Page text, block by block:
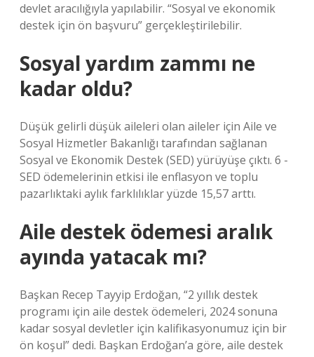
devlet aracılığıyla yapılabilir. “Sosyal ve ekonomik
destek için ön başvuru” gerçekleştirilebilir.
Sosyal yardım zammı ne
kadar oldu?
Düşük gelirli düşük aileleri olan aileler için Aile ve
Sosyal Hizmetler Bakanlığı tarafından sağlanan
Sosyal ve Ekonomik Destek (SED) yürüyüşe çıktı. 6 -
SED ödemelerinin etkisi ile enflasyon ve toplu
pazarlıktaki aylık farklılıklar yüzde 15,57 arttı.
Aile destek ödemesi aralık
ayında yatacak mı?
Başkan Recep Tayyip Erdoğan, “2 yıllık destek
programı için aile destek ödemeleri, 2024 sonuna
kadar sosyal devletler için kalifikasyonumuz için bir
ön koşul” dedi. Başkan Erdoğan’a göre, aile destek